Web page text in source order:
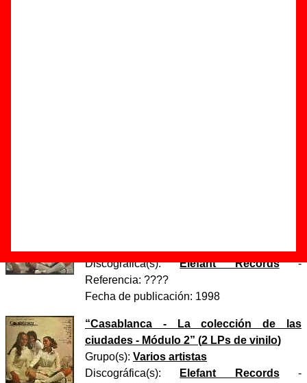
Discográfica(s):Elefant Records-
Referencia: ????
Fecha de publicación: 1998
“Casablanca - La colección de las
ciudades - Módulo 2” (2 LPs de vinilo)
Grupo(s): Varios artistas
Discográfica(s):
Elefant Records-